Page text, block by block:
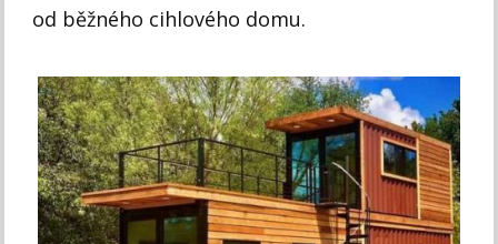
od běžného cihlového domu.